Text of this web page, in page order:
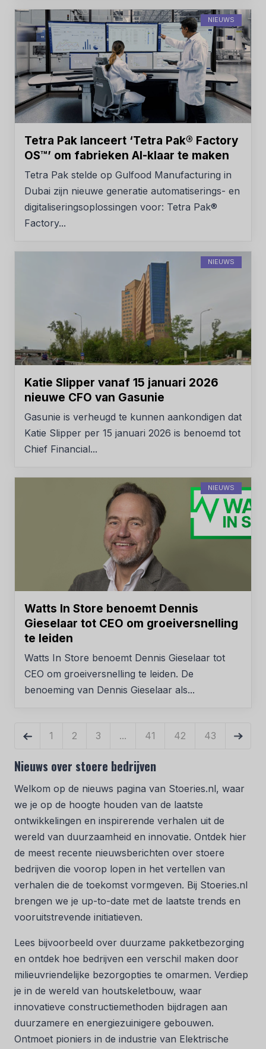
NIEUWS
Tetra Pak lanceert ‘Tetra Pak® Factory
OS™’ om fabrieken AI-klaar te maken
Tetra Pak stelde op Gulfood Manufacturing in
Dubai zijn nieuwe generatie automatiserings- en
digitaliseringsoplossingen voor: Tetra Pak®
Factory...
NIEUWS
Katie Slipper vanaf 15 januari 2026
nieuwe CFO van Gasunie
Gasunie is verheugd te kunnen aankondigen dat
Katie Slipper per 15 januari 2026 is benoemd tot
Chief Financial...
NIEUWS
Watts In Store benoemt Dennis
Gieselaar tot CEO om groeiversnelling
te leiden
Watts In Store benoemt Dennis Gieselaar tot
CEO om groeiversnelling te leiden. De
benoeming van Dennis Gieselaar als...
« 1 2 3 ... 41 42 43 »
Nieuws over stoere bedrijven
Welkom op de nieuws pagina van Stoeries.nl, waar
we je op de hoogte houden van de laatste
ontwikkelingen en inspirerende verhalen uit de
wereld van duurzaamheid en innovatie. Ontdek hier
de meest recente nieuwsberichten over stoere
bedrijven die voorop lopen in het vertellen van
verhalen die de toekomst vormgeven. Bij Stoeries.nl
brengen we je up-to-date met de laatste trends en
vooruitstrevende initiatieven.
Lees bijvoorbeeld over duurzame pakketbezorging
en ontdek hoe bedrijven een verschil maken door
milieuvriendelijke bezorgopties te omarmen. Verdiep
je in de wereld van houtskeletbouw, waar
innovatieve constructiemethoden bijdragen aan
duurzamere en energiezuinigere gebouwen.
Ontmoet pioniers in de industrie van Elektrische